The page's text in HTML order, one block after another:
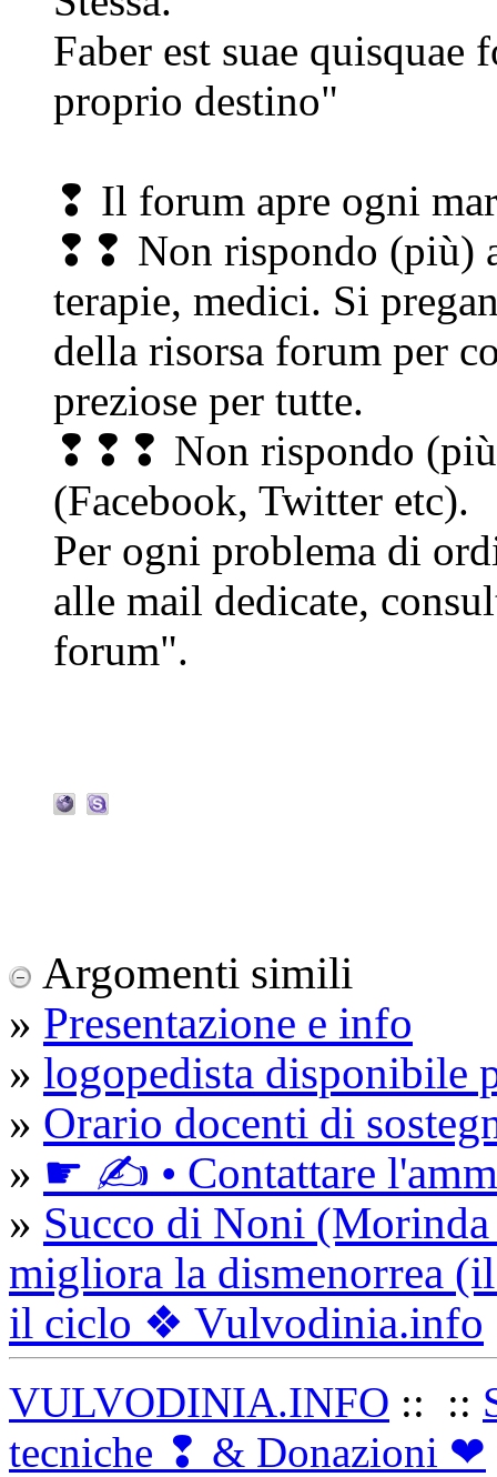
Faber est suae
proprio destino"
❢ Il forum apre ogni
❢❢ Non rispondo (più)
terapie, medici. Si
della risorsa forum per
preziose per tutte.
❢❢❢ Non rispondo
(Facebook, Twitter etc).
Per ogni problema di
alle mail dedicate,
forum".
Argomenti simili
» Presentazione e info
» logopedista disponibile
» Orario docenti di
» ☛ ✍ • Contattare
» Succo di Noni
migliora la dismenorrea
il ciclo ❖ Vulvodinia.info
VULVODINIA.INFO :: ::
tecniche ❢ & Donazioni ❤